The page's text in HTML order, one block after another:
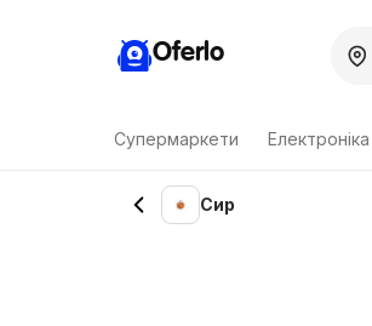
Oferlo
Супермаркети Електроніка
Сир